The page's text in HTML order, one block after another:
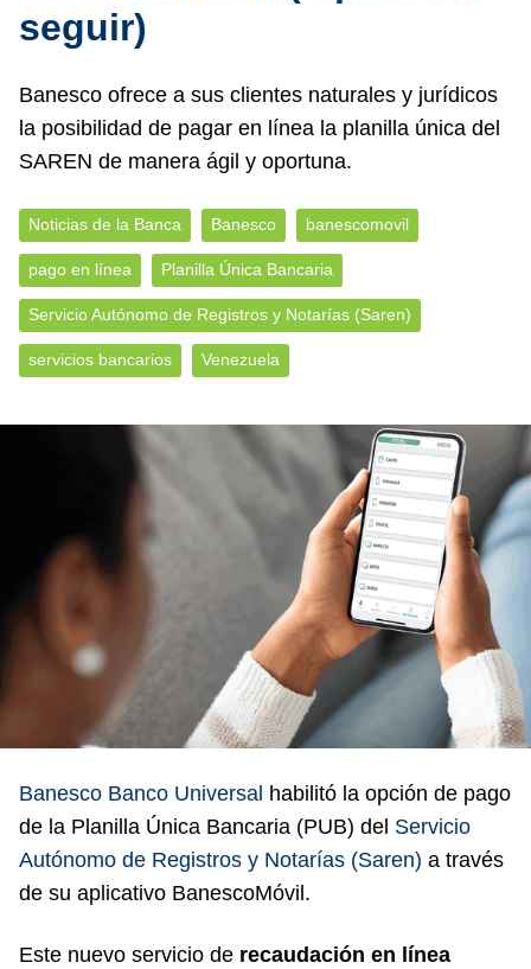
seguir)
Banesco ofrece a sus clientes naturales y jurídicos
la posibilidad de pagar en línea la planilla única del
SAREN de manera ágil y oportuna.
Noticias de la Banca Banesco banescomovil
pago en línea Planilla Única Bancaria
Servicio Autónomo de Registros y Notarías (Saren)
servicios bancarios Venezuela
Banesco Banco Universal habilitó la opción de pago
de la Planilla Única Bancaria (PUB) del Servicio
Autónomo de Registros y Notarías (Saren) a través
de su aplicativo BanescoMóvil.
Este nuevo servicio de recaudación en línea